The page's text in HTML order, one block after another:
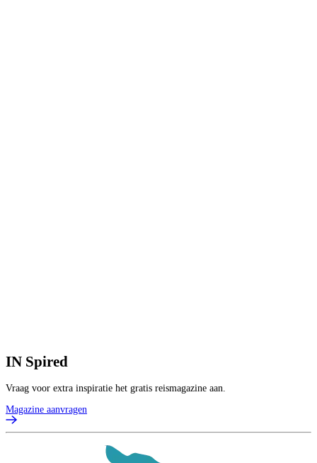
IN Spired
Vraag voor extra inspiratie het gratis reismagazine aan.
Magazine aanvragen